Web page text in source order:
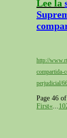
Lee la
http://
compartida-
perjudicial/
Page 46
First« 10